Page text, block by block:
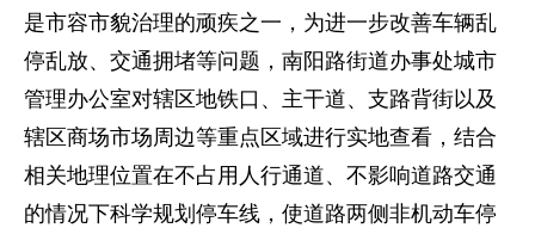
是市容市貌治理的顽疾之一，为进一步改善车辆乱
停乱放、交通拥堵等问题，南阳路街道办事处城市
管理办公室对辖区地铁口、主干道、支路背街以及
辖区商场市场周边等重点区域进行实地查看，结合
相关地理位置在不占用人行通道、不影响道路交通
的情况下科学规划停车线，使道路两侧非机动车停